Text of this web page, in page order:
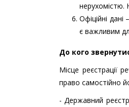
нерухомістю.
Офіційні
є важливим
До кого
Місце реєстрації
право самостійно
- Державний